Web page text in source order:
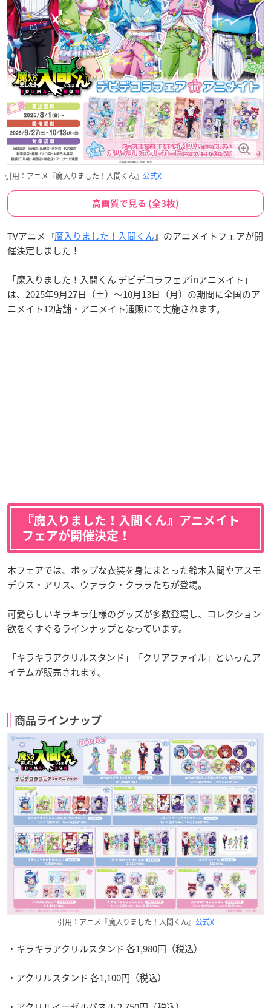
引用：アニメ『魔入りました！入間くん』 公式X
高画質で見る (全3枚)
TVアニメ『魔入りました！入間くん』のアニメイトフェアが開
催決定しました！
「魔入りました！入間くん デビデコラフェアinアニメイト」
は、2025年9月27日（土）〜10月13日（月）の期間に全国のア
ニメイト12店舗・アニメイト通販にて実施されます。
『魔入りました！入間くん』アニメイト
フェアが開催決定！
本フェアでは、ポップな衣装を身にまとった鈴木入間やアスモ
デウス・アリス、ウァラク・クララたちが登場。
可愛らしいキラキラ仕様のグッズが多数登場し、コレクション
欲をくすぐるラインナップとなっています。
「キラキラアクリルスタンド」「クリアファイル」といったア
イテムが販売されます。
商品ラインナップ
引用：アニメ『魔入りました！入間くん』 公式X
・キラキラアクリルスタンド 各1,980円（税込）
・アクリルスタンド 各1,100円（税込）